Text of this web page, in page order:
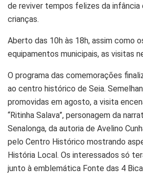
de reviver tempos felizes da infância
crianças.
Aberto das 10h às 18h, assim como
equipamentos municipais, as visitas
O programa das comemorações
ao centro histórico de Seia.
promovidas em agosto, a visita
“Ritinha Salava”, personagem da
Senalonga, da autoria de Avelino
pelo Centro Histórico mostrando
História Local. Os interessados só
junto à emblemática Fonte das 4